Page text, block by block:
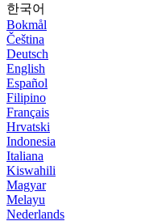
한국어
Bokmål
Čeština
Deutsch
English
Español
Filipino
Français
Hrvatski
Indonesia
Italiana
Kiswahili
Magyar
Melayu
Nederlands